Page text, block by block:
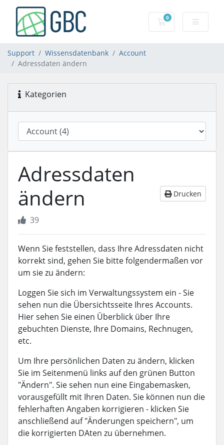
0
Mein Warenkorb
Support Wissensdatenbank
Account
Adressdaten ändern
Kategorien
Adressdaten
ändern
Drucken
39
Wenn Sie feststellen, dass Ihre Adressdaten nicht
korrekt sind, gehen Sie bitte folgendermaßen vor
um sie zu ändern:
Loggen Sie sich im Verwaltungssystem ein - Sie
sehen nun die Übersichtsseite Ihres Accounts.
Hier sehen Sie einen Überblick über Ihre
gebuchten Dienste, Ihre Domains, Rechnugen,
etc.
Um Ihre persönlichen Daten zu ändern, klicken
Sie im Seitenmenü links auf den grünen Button
"Ändern". Sie sehen nun eine Eingabemasken,
vorausgefüllt mit Ihren Daten. Sie können nun die
fehlerhaften Angaben korrigieren - klicken Sie
anschließend auf "Änderungen speichern", um
die korrigierten DAten zu übernehmen.